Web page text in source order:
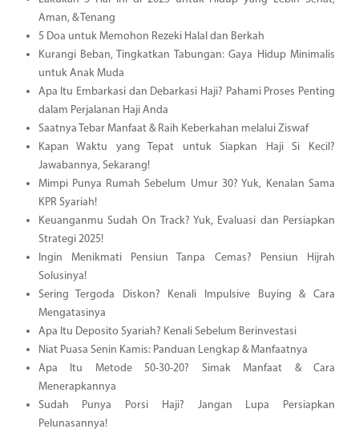
Aman, & Tenang
5 Doa untuk Memohon Rezeki Halal dan Berkah
Kurangi Beban, Tingkatkan Tabungan: Gaya Hidup Minimalis
untuk Anak Muda
Apa Itu Embarkasi dan Debarkasi Haji? Pahami Proses Penting
dalam Perjalanan Haji Anda
Saatnya Tebar Manfaat & Raih Keberkahan melalui Ziswaf
Kapan Waktu yang Tepat untuk Siapkan Haji Si Kecil?
Jawabannya, Sekarang!
Mimpi Punya Rumah Sebelum Umur 30? Yuk, Kenalan Sama
KPR Syariah!
Keuanganmu Sudah On Track? Yuk, Evaluasi dan Persiapkan
Strategi 2025!
Ingin Menikmati Pensiun Tanpa Cemas? Pensiun Hijrah
Solusinya!
Sering Tergoda Diskon? Kenali Impulsive Buying & Cara
Mengatasinya
Apa Itu Deposito Syariah? Kenali Sebelum Berinvestasi
Niat Puasa Senin Kamis: Panduan Lengkap & Manfaatnya
Apa Itu Metode 50-30-20? Simak Manfaat & Cara
Menerapkannya
Sudah Punya Porsi Haji? Jangan Lupa Persiapkan
Pelunasannya!